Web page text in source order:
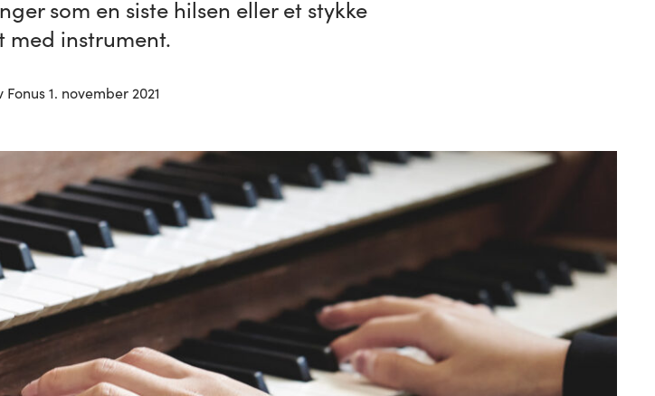
som en siste hilsen eller et stykke
med instrument.
Fonus 1. november 2021